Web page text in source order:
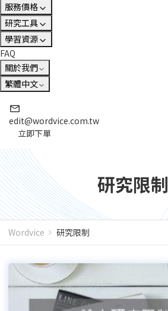
服務價格
研究工具
學習資源
FAQ
關於我們
繁體中文
edit@wordvice.com.tw
立即下單
研究限制
Wordvice 研究限制